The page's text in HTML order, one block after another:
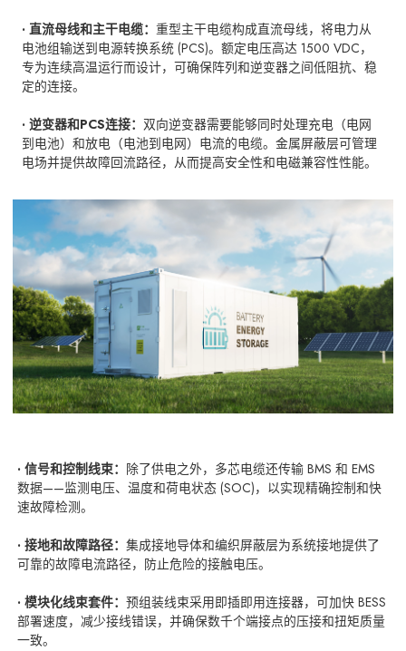
· 直流母线和主干电缆：重型主干电缆构成直流母线，将电力从
电池组输送到电源转换系统 (PCS)。额定电压高达 1500 VDC，
专为连续高温运行而设计，可确保阵列和逆变器之间低阻抗、稳
定的连接。
· 逆变器和PCS连接：双向逆变器需要能够同时处理充电（电网
到电池）和放电（电池到电网）电流的电缆。金属屏蔽层可管理
电场并提供故障回流路径，从而提高安全性和电磁兼容性性能。
· 信号和控制线束： 除了供电之外，多芯电缆还传输 BMS 和 EMS
数据——监测电压、温度和荷电状态 (SOC)，以实现精确控制和快
速故障检测。
· 接地和故障路径：集成接地导体和编织屏蔽层为系统接地提供了
可靠的故障电流路径，防止危险的接触电压。
· 模块化线束套件：预组装线束采用即插即用连接器，可加快 BESS
部署速度，减少接线错误，并确保数千个端接点的压接和扭矩质量
一致。